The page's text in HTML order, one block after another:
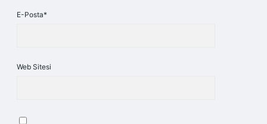
E-Posta*
Web Sitesi